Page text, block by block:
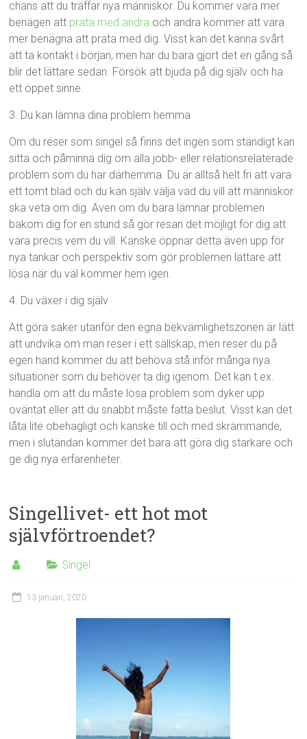
chans att du träffar nya människor. Du kommer vara mer
benägen att prata med andra och andra kommer att vara
mer benägna att prata med dig. Visst kan det känna svårt
att ta kontakt i början, men har du bara gjort det en gång så
blir det lättare sedan. Försök att bjuda på dig själv och ha
ett öppet sinne.
3. Du kan lämna dina problem hemma
Om du reser som singel så finns det ingen som ständigt kan
sitta och påminna dig om alla jobb- eller relationsrelaterade
problem som du har därhemma. Du är alltså helt fri att vara
ett tomt blad och du kan själv välja vad du vill att människor
ska veta om dig. Även om du bara lämnar problemen
bakom dig för en stund så gör resan det möjligt för dig att
vara precis vem du vill. Kanske öppnar detta även upp för
nya tankar och perspektiv som gör problemen lättare att
lösa när du väl kommer hem igen.
4. Du växer i dig själv
Att göra saker utanför den egna bekvämlighetszonen är lätt
att undvika om man reser i ett sällskap, men reser du på
egen hand kommer du att behöva stå inför många nya
situationer som du behöver ta dig igenom. Det kan t.ex.
handla om att du måste lösa problem som dyker upp
oväntat eller att du snabbt måste fatta beslut. Visst kan det
låta lite obehagligt och kanske till och med skrämmande,
men i slutändan kommer det bara att göra dig starkare och
ge dig nya erfarenheter.
Singellivet- ett hot mot
självförtroendet?
Singel
13 januari, 2020